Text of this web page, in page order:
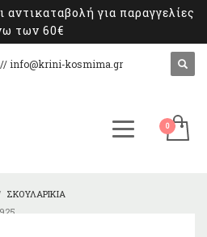
για παραγγελίες
των 60€
info@krini-kosmima.gr
ΣΚΟΥΛΑΡΊΚΙΑ